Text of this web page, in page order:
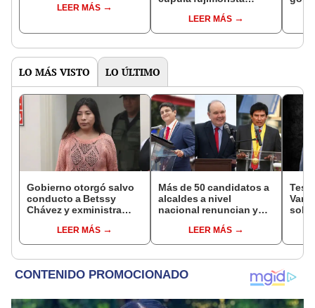
LEER MÁS
del SenadoLEER MÁS
LO MÁS VISTO LO ÚLTIMO
Gobierno otorgó salvo
conducto a Betssy
Chávez y exministra
madrugadaLEER MÁS
Más de 50 candidatos a
alcaldes a nivel
nacional renuncian y
encubiertaLEER MÁS